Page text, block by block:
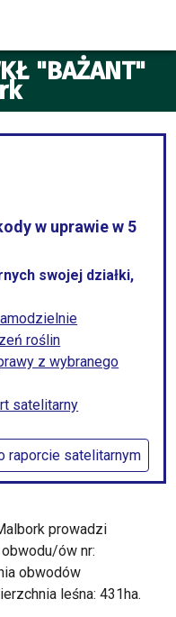
"BAŻANT"
w uprawie w 5
swojej działki,
roślin
z wybranego
satelitarny
raporcie satelitarnym
prowadzi
ów nr:
obwodów
leśna: 431ha.